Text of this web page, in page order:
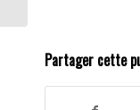
Partager cette